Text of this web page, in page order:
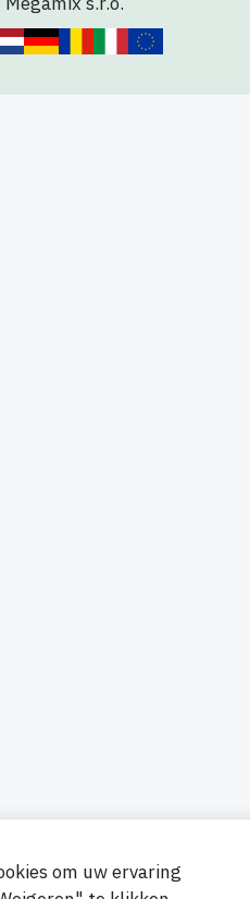
om uw ervaring